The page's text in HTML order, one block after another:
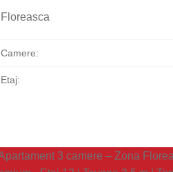
Floreasca
Camere:
Etaj: